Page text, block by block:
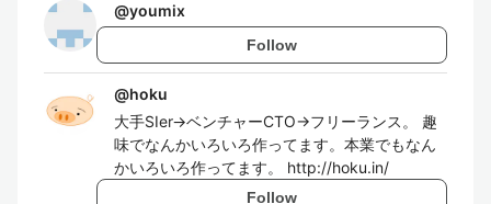
@youmix
Follow
@hoku
大手SIer→ベンチャーCTO→フリーランス。 趣
味でなんかいろいろ作ってます。本業でもなん
かいろいろ作ってます。 http://hoku.in/
Follow